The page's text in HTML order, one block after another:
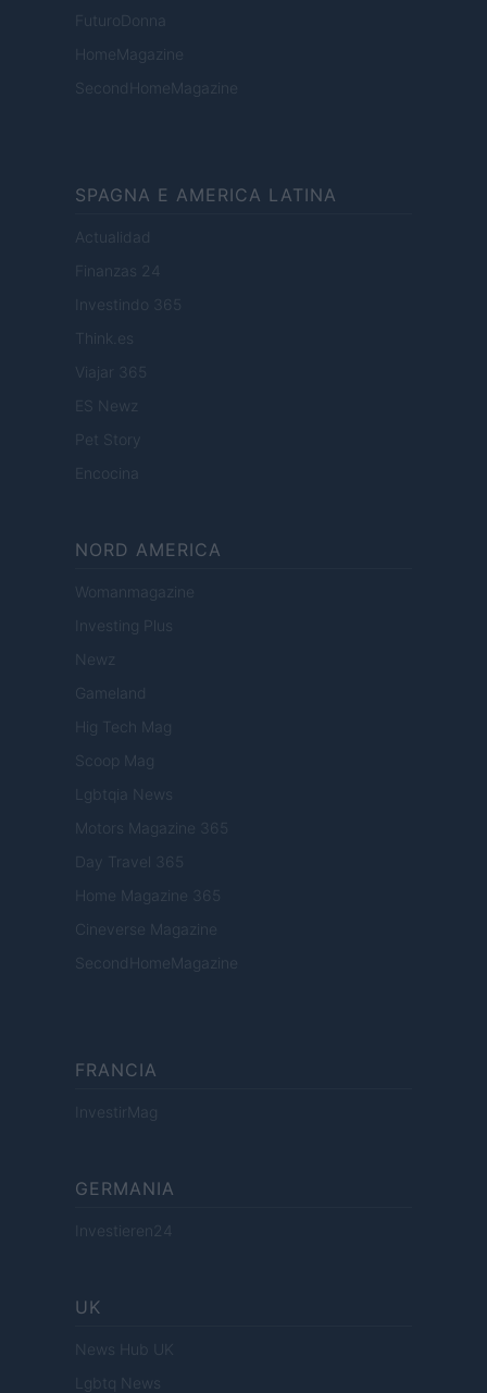
FuturoDonna
HomeMagazine
SecondHomeMagazine
SPAGNA E AMERICA LATINA
Actualidad
Finanzas 24
Investindo 365
Think.es
Viajar 365
ES Newz
Pet Story
Encocina
NORD AMERICA
Womanmagazine
Investing Plus
Newz
Gameland
Hig Tech Mag
Scoop Mag
Lgbtqia News
Motors Magazine 365
Day Travel 365
Home Magazine 365
Cineverse Magazine
SecondHomeMagazine
FRANCIA
InvestirMag
GERMANIA
Investieren24
UK
News Hub UK
Lgbtq News